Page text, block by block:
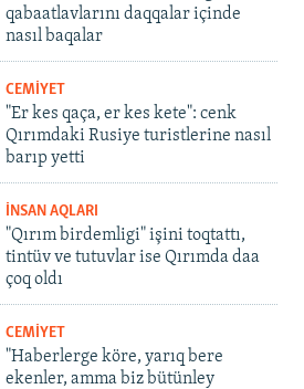
qabaatlavlarını daqqalar içinde
nasıl baqalar
CEMİYET
"Er kes qaça, er kes kete": cenk
Qırımdaki Rusiye turistlerine nasıl
barıp yetti
İNSAN AQLARI
"Qırım birdemligi" işini toqtattı,
tintüv ve tutuvlar ise Qırımda daa
çoq oldı
CEMİYET
"Haberlerge köre, yarıq bere
ekenler, amma biz bütünley